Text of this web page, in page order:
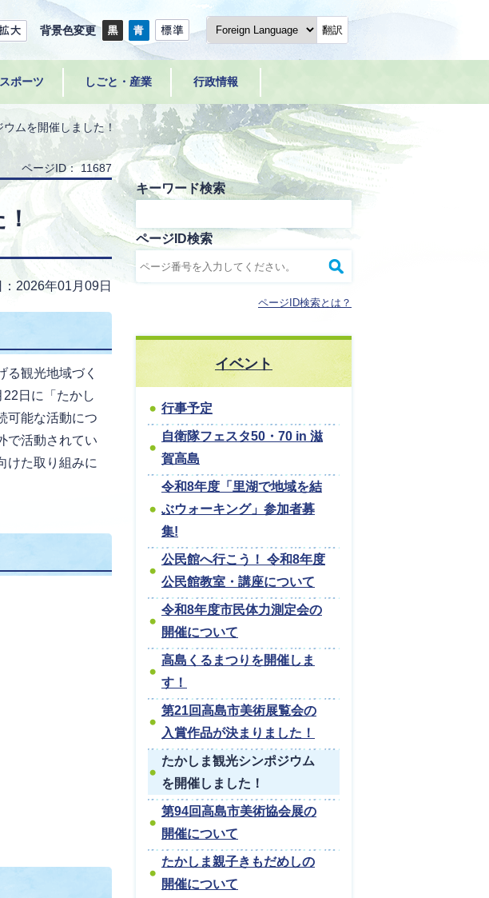
背景色変更 翻訳
ポーツ しごと・産業 行政情報
ムを開催しました！
ページID： 11687
！
2026年01月09日
観光地域づく
日に「たかし
可能な活動につ
で活動されてい
けた取り組みに
キーワード検索
ページID検索
ページID検索とは？
イベント
行事予定
自衛隊フェスタ50・70 in 滋
賀高島
令和8年度「里湖で地域を結
ぶウォーキング」参加者募
集!
公民館へ行こう！ 令和8年度
公民館教室・講座について
令和8年度市民体力測定会の
開催について
高島くるまつりを開催しま
す！
第21回高島市美術展覧会の
入賞作品が決まりました！
たかしま観光シンポジウム
を開催しました！
第94回高島市美術協会展の
開催について
たかしま親子きもだめしの
開催について